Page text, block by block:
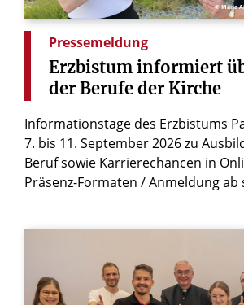
© Maria
Pressemeldung
Erzbistum informiert
der Berufe der Kirche
Informationstage des Erzbistums
7. bis 11. September 2026 zu
Beruf sowie Karrierechancen in
Präsenz-Formaten / Anmeldung